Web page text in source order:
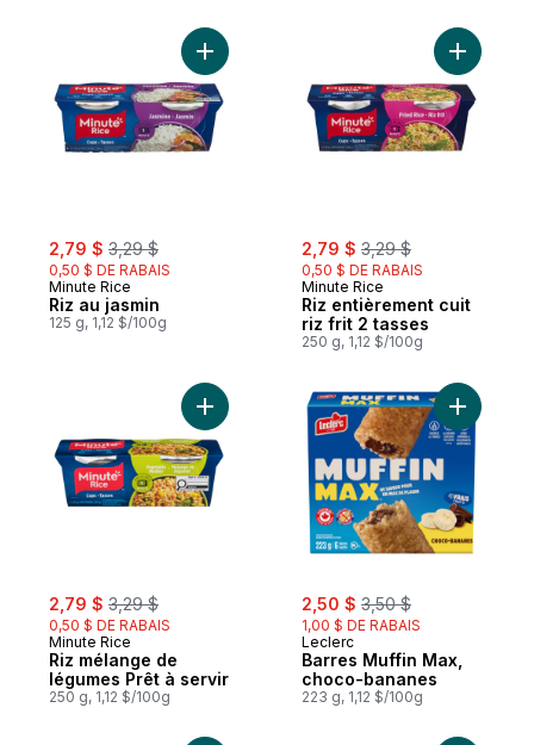
sale:
2,79 $ , formerly:
3,29 $
0,50 $ DE RABAIS
Minute Rice
Riz au jasmin
125 g, 1,12 $/100g
Ajouter Riz au jasmin au panier
sale:
2,79 $ , formerly:
3,29 $
0,50 $ DE RABAIS
Minute Rice
Riz entièrement cuit
riz frit 2 tasses
250 g, 1,12 $/100g
Ajouter
sale:
2,79 $ , formerly:
3,29 $
0,50 $ DE RABAIS
Minute Rice
Riz mélange de
légumes Prêt à servir
250 g, 1,12 $/100g
Ajouter Riz mélange de légumes Prêt à
sale:
2,50 $ , formerly:
3,50 $
1,00 $ DE RABAIS
Leclerc
Barres Muffin Max,
choco-bananes
223 g, 1,12 $/100g
Ajouter